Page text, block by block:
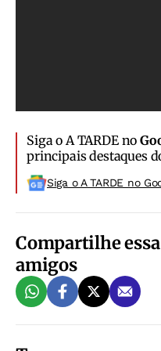
Siga o A TARDE no
principais destaques
Siga o A TARDE no
Compartilhe
amigos